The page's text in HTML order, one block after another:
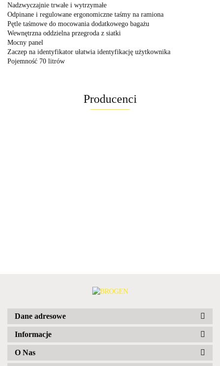
Nadzwyczajnie trwałe i wytrzymałe
Odpinane i regulowane ergonomiczne taśmy na ramiona
Pętle taśmowe do mocowania dodatkowego bagażu
Wewnętrzna oddzielna przegroda z siatki
Mocny panel
Zaczep na identyfikator ułatwia identyfikację użytkownika
Pojemność 70 litrów
Producenci
Dane adresowe
Informacje
O Nas